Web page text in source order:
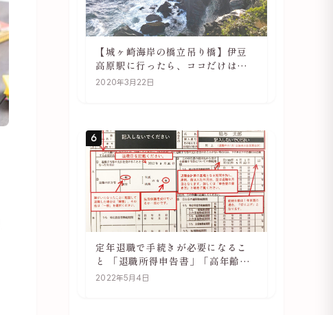
【城ヶ崎海岸の橋立吊り橋】伊豆
高原駅に行ったら、ココだけは必
ず訪れてほしい
2020年3月22日
6
定年退職で手続きが必要になるこ
と 「退職所得申告書」「高年齢雇
用継続基本給付金受給資格確認」
2022年5月4日